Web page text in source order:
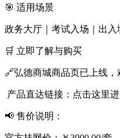
🎯 适用场景
政务大厅｜考试入场｜出
🛒 立即了解与购买
🔗弘德商城商品页已上线，
产品直达链接：点击这里进
📢 售价说明：